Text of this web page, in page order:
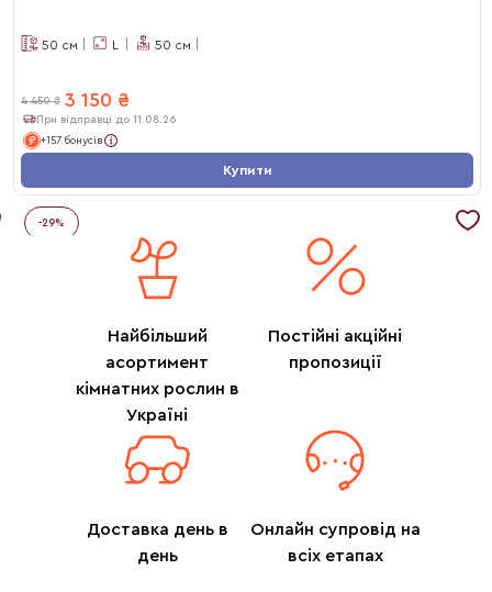
50 см L 50 см
4 450 ₴ 3 150 ₴
При відправці до 11.08.26
+157 бонусів
Купити
-29%
Найбільший
асортимент
кімнатних рослин в
Україні
Постійні акційні
пропозиції
Доставка день в
день
Онлайн супровід на
всіх етапах